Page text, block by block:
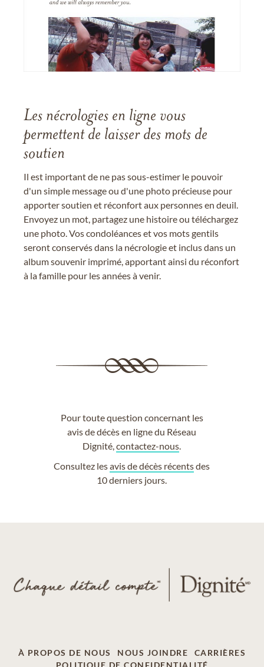
Les nécrologies en ligne vous
permettent de laisser des mots de
soutien
Il est important de ne pas sous-estimer le pouvoir
d'un simple message ou d'une photo précieuse pour
apporter soutien et réconfort aux personnes en deuil.
Envoyez un mot, partagez une histoire ou téléchargez
une photo. Vos condoléances et vos mots gentils
seront conservés dans la nécrologie et inclus dans un
album souvenir imprimé, apportant ainsi du réconfort
à la famille pour les années à venir.
Pour toute question concernant les
avis de décès en ligne du Réseau
Dignité,contactez-nous
Consultez lesavis de décès récentsdes
10 derniers jours.
À PROPOS DE NOUS NOUS JOINDRE
CARRIÈRES